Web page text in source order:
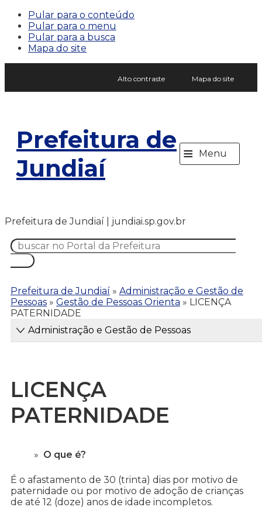
Pular para o conteúdo
Pular para o menu
Pular para a busca
Mapa do site
Alto contraste Mapa do site
Prefeitura de
Jundiaí
≡ Menu
Prefeitura de Jundiaí | jundiai.sp.gov.br
Prefeitura de Jundiaí » Administração e Gestão de
Pessoas » Gestão de Pessoas Orienta » LICENÇA
PATERNIDADE
Administração e Gestão de Pessoas
LICENÇA
PATERNIDADE
O que é?
É o afastamento de 30 (trinta) dias por motivo de
paternidade ou por motivo de adoção de crianças
de até 12 (doze) anos de idade incompletos.